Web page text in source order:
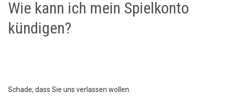
Erneute Registrierung nach Schließung des Kontos
ich mich verschrieben habe?
Wie kann ich mein Spielkonto
kündigen?
Schade, dass Sie uns verlassen wollen.